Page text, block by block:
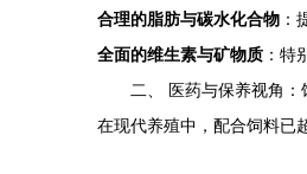
合理的脂肪与碳水化合物 ：
全面的维生素与矿物质 ：特
二、 医药与保养视角
在现代养殖中，配合饲料已